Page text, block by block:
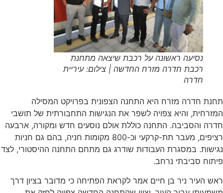
נסיעה ראשונה על רכבת שיצאה מתחנת
רכבת חדרה מזרח החדשה | צילום: עיריית
מזרח היא התחנה הצפונית בפרויקט המסילה
והיא צפויה לשפר את הנגישות התחבורתית של תושבי
התחנה כוללת אולם נוסעים חדש ומקורה, ארבעה
רציפים, מעבר תת-קרקעי וכ-800 מקומות חניה, בהם גם חניות
במסגרת העבודות שודרג גם מתחם התחנה ההיסטורי, לצד
סביבתי נרחב.
ניר בן חיים אמר לקראת הפתיחה כי מדובר בציון דרך